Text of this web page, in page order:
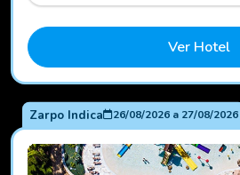
Ver Hotel
Zarpo Indica 26/08/2026a 27/08/2026